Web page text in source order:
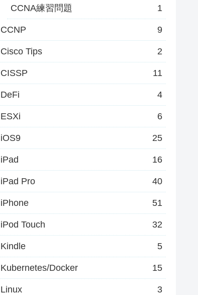
CCNA練習問題 1
CCNP 9
Cisco Tips 2
CISSP 11
DeFi 4
ESXi 6
iOS9 25
iPad 16
iPad Pro 40
iPhone 51
iPod Touch 32
Kindle 5
Kubernetes/Docker 15
Linux 3